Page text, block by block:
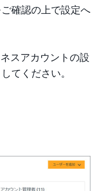
確認の上で設定へ
スアカウントの設
てください。